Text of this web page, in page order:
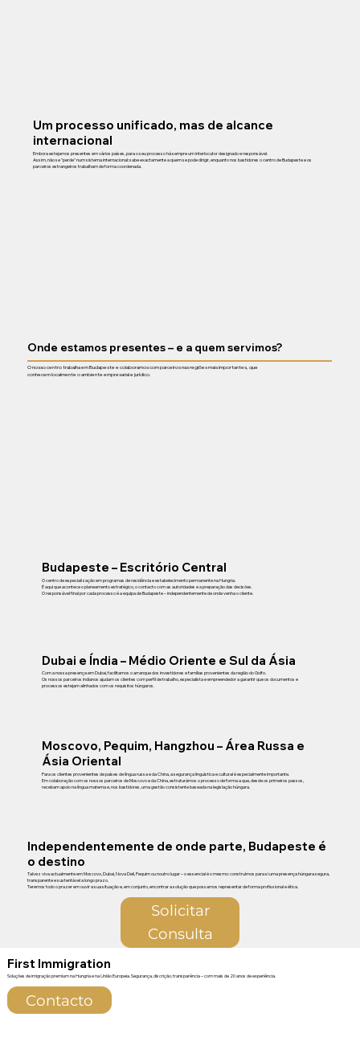
Um processo unificado, mas de alcance
internacional
Embora estejamos presentes em vários países, para o seu processo há sempre um interlocutor designado e responsável.
Assim, não se "perde" num sistema internacional: sabe exactamente a quem se pode dirigir, enquanto nos bastidores o centro de Budapeste e os
parceiros estrangeiros trabalham de forma coordenada.
Onde estamos presentes – e a quem servimos?
O nosso centro trabalha em Budapeste e colaboramos com parceiros nas regiões mais importantes, que
conhecem localmente o ambiente empresarial e jurídico.
Budapeste – Escritório Central
O centro de especialização em programas de residência e estabelecimento permanente na Hungria.
É aqui que acontece o planeamento estratégico, o contacto com as autoridades e a preparação das decisões.
O responsável final por cada processo é a equipa de Budapeste – independentemente de onde venha o cliente.
Dubai e Índia – Médio Oriente e Sul da Ásia
Com a nossa presença em Dubai, facilitamos o arranque dos investidores e famílias provenientes da região do Golfo.
Os nossos parceiros indianos ajudam os clientes com perfil de trabalho, especialista e empreendedor a garantir que os documentos e
processos estejam alinhados com os requisitos húngaros.
Moscovo, Pequim, Hangzhou – Área Russa e
Ásia Oriental
Para os clientes provenientes de países de língua russa e da China, a segurança linguística e cultural é especialmente importante.
Em colaboração com os nossos parceiros de Moscovo e da China, estruturámos o processo de forma a que, desde os primeiros passos,
recebam apoio na língua materna e, nos bastidores, uma gestão consistente baseada na legislação húngara.
Independentemente de onde parte, Budapeste é
o destino
Talvez viva actualmente em Moscovo, Dubai, Nova Deli, Pequim ou noutro lugar – o essencial é o mesmo: construímos para si uma presença húngara segura,
transparente e sustentável a longo prazo.
Teremos todo o prazer em ouvir a sua situação e, em conjunto, encontrar a solução que possamos representar de forma profissional e ética.
Solicitar
Consulta
First Immigration
Soluções de imigração premium na Hungria e na União Europeia. Segurança, discrição, transparência – com mais de 20 anos de experiência.
Contacto